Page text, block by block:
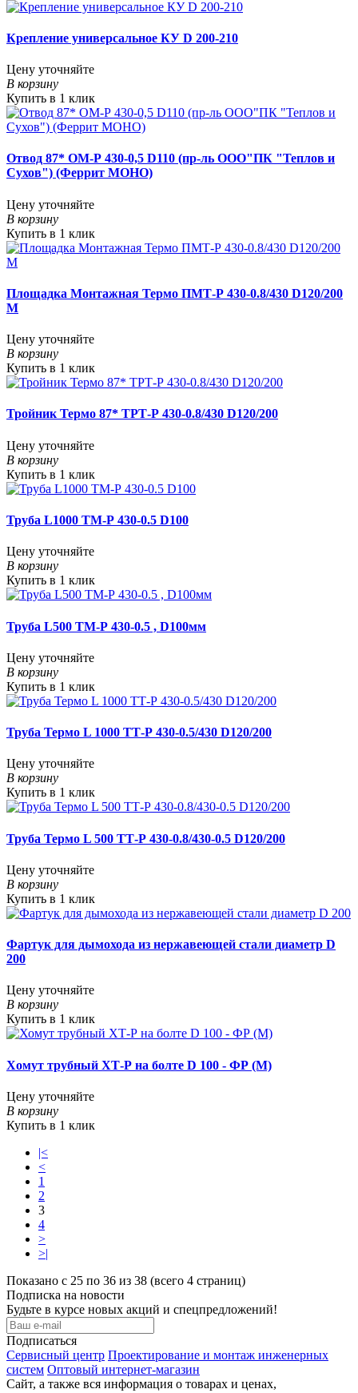
Крепление универсальное КУ D 200-210
Цену уточняйте
В корзину
Купить в 1 клик
Отвод 87* ОМ-Р 430-0,5 D110 (пр-ль ООО"ПК "Теплов и
Сухов") (Феррит МОНО)
Цену уточняйте
В корзину
Купить в 1 клик
Площадка Монтажная Термо ПМТ-Р 430-0.8/430 D120/200
М
Цену уточняйте
В корзину
Купить в 1 клик
Тройник Термо 87* ТРТ-Р 430-0.8/430 D120/200
Цену уточняйте
В корзину
Купить в 1 клик
Труба L1000 ТМ-Р 430-0.5 D100
Цену уточняйте
В корзину
Купить в 1 клик
Труба L500 ТМ-Р 430-0.5 , D100мм
Цену уточняйте
В корзину
Купить в 1 клик
Труба Термо L 1000 ТТ-Р 430-0.5/430 D120/200
Цену уточняйте
В корзину
Купить в 1 клик
Труба Термо L 500 ТТ-Р 430-0.8/430-0.5 D120/200
Цену уточняйте
В корзину
Купить в 1 клик
Фартук для дымохода из нержавеющей стали диаметр D
200
Цену уточняйте
В корзину
Купить в 1 клик
Хомут трубный ХТ-Р на болте D 100 - ФР (М)
Цену уточняйте
В корзину
Купить в 1 клик
|<
<
1
2
3
4
>
>|
Показано с 25 по 36 из 38 (всего 4 страниц)
Подписка на новости
Будьте в курсе новых акций и спецпредложений!
Подписаться
Сервисный центр Проектирование и монтаж инженерных
систем Оптовый интернет-магазин
Сайт, а также вся информация о товарах и ценах,